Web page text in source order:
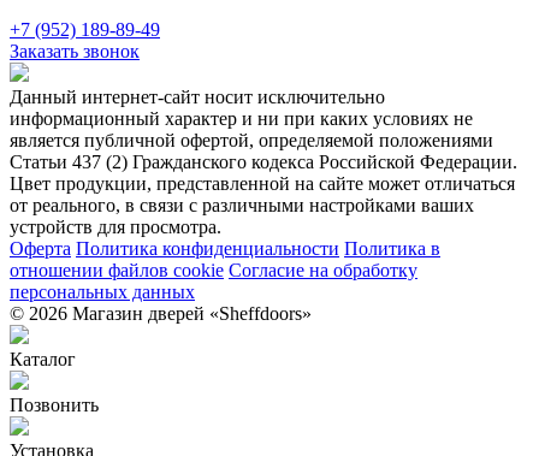
+7 (952) 189-89-49
Заказать звонок
Данный интернет-сайт носит исключительно
информационный характер и ни при каких условиях не
является публичной офертой, определяемой положениями
Статьи 437 (2) Гражданского кодекса Российской Федерации.
Цвет продукции, представленной на сайте может отличаться
от реального, в связи с различными настройками ваших
устройств для просмотра.
Оферта Политика конфиденциальности Политика в
отношении файлов cookie Согласие на обработку
персональных данных
© 2026 Магазин дверей «Sheffdoors»
Каталог
Позвонить
Установка